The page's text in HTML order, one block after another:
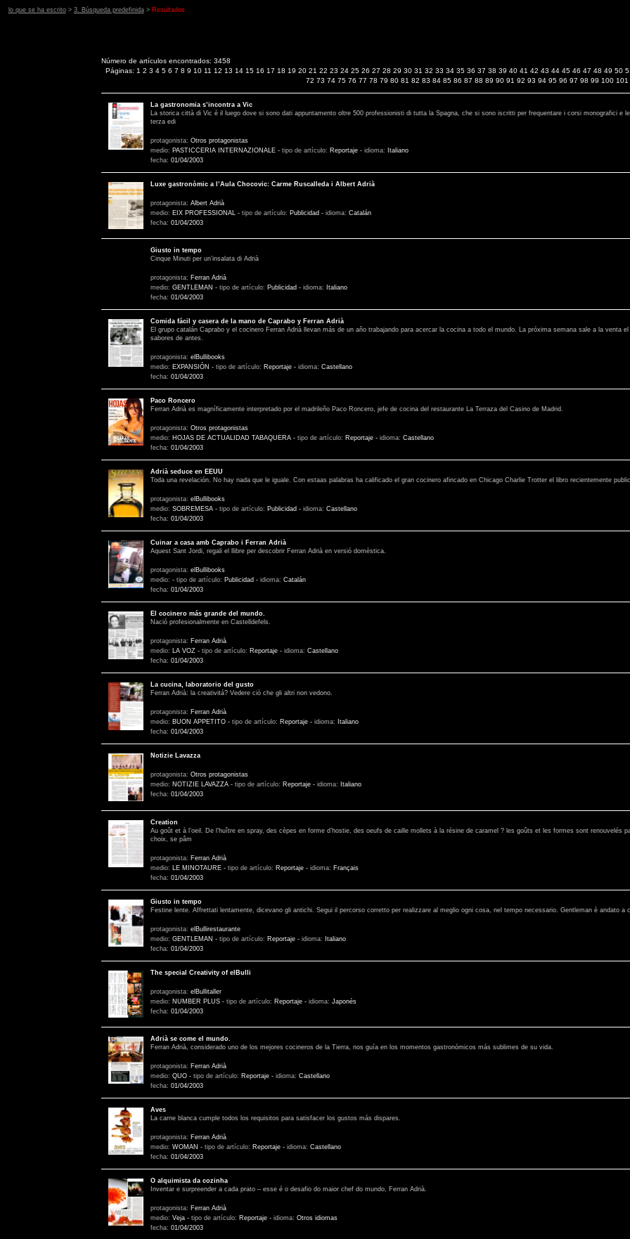
lo que se ha escrito> 3. Búsqueda predefinida> Resultados
Número de artículos encontrados: 3458
Páginas: 1 2 3 4 5 6 7 8 9 10 11 12 13 14 15 16 17 18 19 20 21 22 23 24 25 26 27 28 29 30 31 32 33 34 35 36 37 38 39 40 41 42 43 44 45 46 47 48 49 50
72 73 74 75 76 77 78 79 80 81 82 83 84 85 86 87 88 89 90 91 92 93 94 95 96 97 98 99 100 101
La gastronomia s’incontra a Vic
La storica città di Vic è il luego dove si sono dati appuntamento oltre 500 professionisti di tutta la Spagna, che si sono iscritti per frequentare i corsi monografici e
terza edi
protagonista: Otros protagonistas
medio: PASTICCERIA INTERNAZIONALE - tipo de artículo: Reportaje - idioma:
Italiano
fecha: 01/04/2003
Luxe gastronòmic a l’Aula Chocovic: Carme Ruscalleda i Albert Adrià
protagonista: Albert Adrià
medio: EIX PROFESSIONAL - tipo de artículo: Publicidad - idioma: Catalán
fecha: 01/04/2003
Giusto in tempo
Cinque Minuti per un’insalata di Adrià
protagonista: Ferran Adrià
medio: GENTLEMAN - tipo de artículo: Publicidad - idioma:
Italiano
fecha: 01/04/2003
Comida fácil y casera de la mano de Caprabo y Ferran Adrià
El grupo catalán Caprabo y el cocinero Ferran Adrià llevan más de un año trabajando para acercar la cocina a todo el mundo. La próxima semana sale a la venta
sabores de antes.
protagonista: elBullibooks
medio: EXPANSIÓN - tipo de artículo: Reportaje - idioma: Castellano
fecha: 01/04/2003
Paco Roncero
Ferran Adrià es magníficamente interpretado por el madrileño Paco Roncero, jefe de cocina del restaurante La Terraza del Casino de Madrid.
protagonista: Otros protagonistas
medio: HOJAS DE ACTUALIDAD TABAQUERA - tipo de artículo: Reportaje - idioma: Castellano
fecha: 01/04/2003
Adrià seduce en EEUU
Toda una revelación. No hay nada que le iguale. Con estaas palabras ha calificado el gran cocinero afincado en Chicago Charlie Trotter el libro recientemente
protagonista: elBullibooks
medio: SOBREMESA - tipo de artículo: Publicidad - idioma: Castellano
fecha: 01/04/2003
Cuinar a casa amb Caprabo i Ferran Adrià
Aquest Sant Jordi, regali el llibre per descobrir Ferran Adrià en versió domèstica.
protagonista: elBullibooks
medio: - tipo de artículo: Publicidad - idioma: Catalán
fecha: 01/04/2003
El cocinero más grande del mundo.
Nació profesionalmente en Castelldefels.
protagonista: Ferran Adrià
medio: LA VOZ - tipo de artículo: Reportaje - idioma: Castellano
fecha: 01/04/2003
La cucina, laboratorio del gusto
Ferran Adrià: la creativitá? Vedere ciò che gli altri non vedono.
protagonista: Ferran Adrià
medio: BUON APPETITO - tipo de artículo: Reportaje - idioma:
Italiano
fecha: 01/04/2003
Notizie Lavazza
protagonista: Otros protagonistas
medio: NOTIZIE LAVAZZA - tipo de artículo: Reportaje - idioma:
Italiano
fecha: 01/04/2003
Creation
Au goût et à l’oeil. De l’huître en spray, des cèpes en forme d’hostie, des oeufs de caille mollets à la résine de caramel ? les goûts et les formes sont renouvelés
choix, se pâm
protagonista: Ferran Adrià
medio:
LE MINOTAURE - tipo de artículo: Reportaje - idioma: Français
fecha: 01/04/2003
Giusto in tempo
Festine lente. Affrettati lentamente, dicevano gli antichi. Segui il percorso corretto per realizzare al meglio ogni cosa, nel tempo necessario. Gentleman è andato a
protagonista: elBullirestaurante
medio: GENTLEMAN - tipo de artículo: Reportaje - idioma:
Italiano
fecha: 01/04/2003
The special Creativity of elBulli
protagonista: elBullitaller
medio: NUMBER PLUS - tipo de artículo: Reportaje - idioma: Japonés
fecha: 01/04/2003
Adrià se come el mundo.
Ferran Adrià, considerado uno de los mejores cocineros de la Tierra, nos guía en los momentos gastronómicos más sublimes de su vida.
protagonista: Ferran Adrià
medio: QUO - tipo de artículo: Reportaje - idioma: Castellano
fecha: 01/04/2003
Aves
La carne blanca cumple todos los requisitos para satisfacer los gustos más dispares.
protagonista: Ferran Adrià
medio: WOMAN - tipo de artículo: Reportaje - idioma: Castellano
fecha: 01/04/2003
O alquimista da cozinha
Inventar e surpreender a cada prato – esse é o desafio do maior chef do mundo, Ferran Adrià.
protagonista: Ferran Adrià
medio: Veja - tipo de artículo: Reportaje - idioma: Otros idiomas
fecha: 01/04/2003